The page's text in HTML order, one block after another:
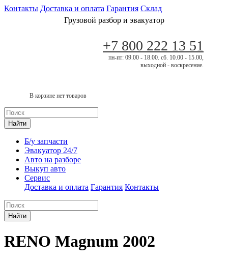
Контакты Доставка и оплата Гарантия Склад
Грузовой разбор и эвакуатор
+7 800 222 13 51
пн-пт: 09.00 - 18.00. сб. 10.00 - 15.00,
выходной - воскресение.
В корзине нет товаров
Найти
Б/у запчасти
Эвакуатор 24/7
Авто на разборе
Выкуп авто
Сервис
Доставка и оплата Гарантия Контакты
Найти
RENO Magnum 2002